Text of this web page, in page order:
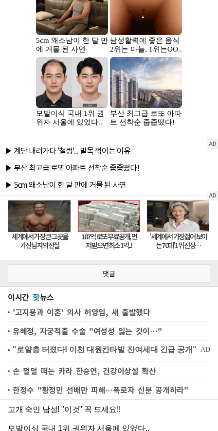
댓글
이시간 핫뉴스
'고지용과 이혼' 의사 허양임, 새 출발했다
유혜정, 자궁적출 수술 "여성성 잃는 것이…"
손 덜덜 떠는 카라 한승연, 건강이상설 확산
한정수 "황정민 선배만 피해…폭로자 신분 공개하라"